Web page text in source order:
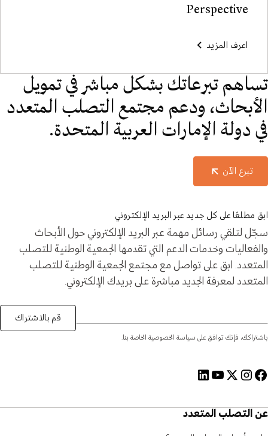
Perspective
اعرف المزيد
تساهم تبرعاتك بشكل مباشر في تمويل
الأبحاث، ودعم مجتمع التصلب المتعدد
في دولة الإمارات العربية المتحدة.
تبرع الآن
ابق مطلعًا على كل جديد عبر البريد الإلكتروني
سجّل لتلقي رسائل مهمة عبر البريد الإلكتروني حول الأبحاث
والفعاليات وخدمات الدعم التي تقدمها الجمعية الوطنية للتصلب
المتعدد. ابق على تواصل مع مجتمع الجمعية الوطنية للتصلب
المتعدد لمعرفة الجديد مباشرة على بريدك الإلكتروني.
باشتراكك، فإنك توافق على سياسة الخصوصية الخاصة بنا.
قم بالاشتراك
عن التصلب المتعدد